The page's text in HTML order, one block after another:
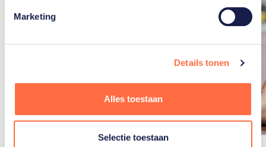
Marketing
Details tonen
Alles toestaan
Selectie toestaan